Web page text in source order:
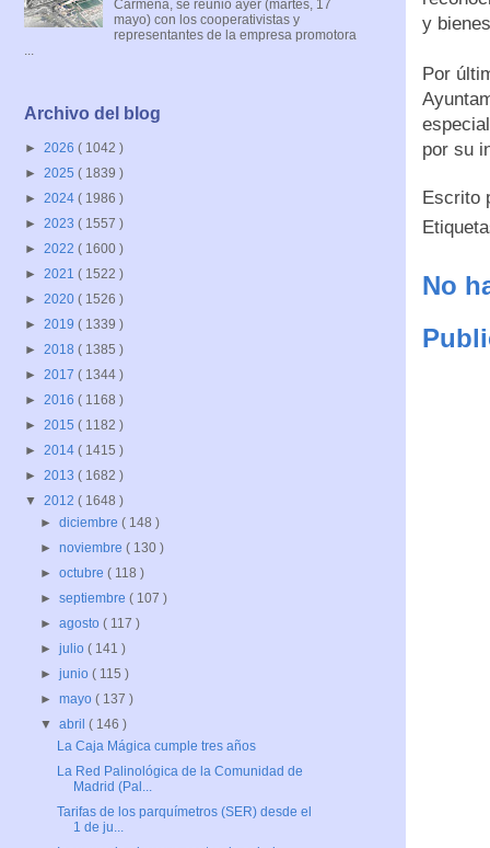
y
Por
por su
Escrito
No
Carmena, se reunió ayer (martes, 17
mayo) con los cooperativistas y
representantes de la empresa promotora
...
Archivo del blog
► 2026 ( 1042 )
► 2025 ( 1839 )
► 2024 ( 1986 )
► 2023 ( 1557 )
► 2022 ( 1600 )
► 2021 ( 1522 )
► 2020 ( 1526 )
► 2019 ( 1339 )
► 2018 ( 1385 )
► 2017 ( 1344 )
► 2016 ( 1168 )
► 2015 ( 1182 )
► 2014 ( 1415 )
► 2013 ( 1682 )
▼ 2012 ( 1648 )
►diciembre( 148 )
►noviembre( 130 )
►octubre( 118 )
►septiembre( 107 )
►agosto( 117 )
►julio( 141 )
►junio( 115 )
►mayo( 137 )
▼abril( 146 )
La Caja Mágica cumple tres años
La Red Palinológica de la Comunidad de
Madrid (Pal...
Tarifas de los parquímetros (SER) desde el
1 de ju...